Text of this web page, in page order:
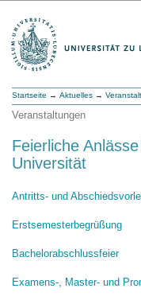
Startseite → Aktuelles →
Veranstaltungen
Feierliche
Universität
Antritts- und
Erstsemesterbegrüßung
Bachelorabschlussfeier
Examens-, Master- und